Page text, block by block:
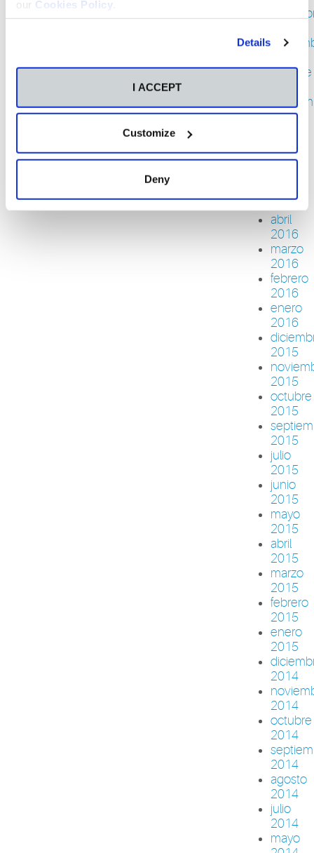
our Cookies Policy
Details
I ACCEPT
Customize
Deny
octubre
2016
junio
2016
abril
2016
marzo
2016
febrero
2016
enero
2016
2015
2015
octubre
2015
2015
julio
2015
junio
2015
mayo
2015
abril
2015
marzo
2015
febrero
2015
enero
2015
2014
2014
octubre
2014
2014
agosto
2014
julio
2014
mayo